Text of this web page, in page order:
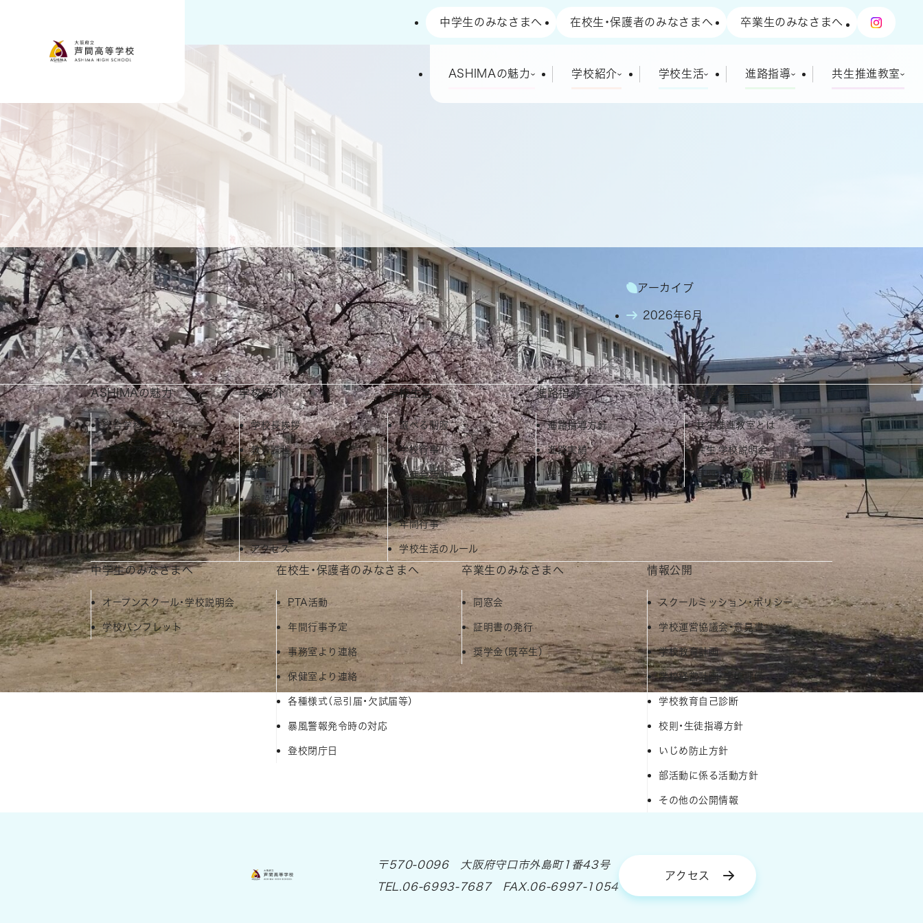
大阪府立 芦間高等学校
ASHIMAの魅力 学校紹介 学校生活 進路指導 共生推進教室
中学生のみなさまへ 在校生・保護者のみなさまへ 卒業生のみなさまへ
ホーム›お知らせ›令和8年度 同窓会総会 の予定を更新しました。
令和8年度 同窓会総会 の予定を更新しました。
2026.06.09
詳しくは、下記のリンクをクリックしてください。
同窓会 | 大阪府立 芦間高等学校
アーカイブ
2026年6月
ASHIMAの魅力
総合学科
キャリア教育
国際交流
学校紹介
学校長挨拶
教育課程
沿革
施設
校歌
アクセス
学校生活
選べる制服
学校行事
生徒会活動
部活動
年間行事
学校生活のルール
進路指導
進路指導方針
進路実績
奨学金（在校生向け）
共生推進教室
共生推進教室とは
共生 学校説明会
芦間・むらの 学校生活
中学生のみなさまへ
オープンスクール・学校説明会
学校パンフレット
在校生・保護者のみなさまへ
PTA活動
年間行事予定
事務室より連絡
保健室より連絡
各種様式（忌引届・欠試届等）
暴風警報発令時の対応
登校閉庁日
卒業生のみなさまへ
同窓会
証明書の発行
奨学金（既卒生）
情報公開
スクールミッション・ポリシー
学校運営協議会・意見書
学校教育計画
学校経営計画・学校評価
学校教育自己診断
校則・生徒指導方針
いじめ防止方針
部活動に係る活動方針
その他の公開情報
〒570-0096 大阪府守口市外島町1番43号
TEL.06-6993-7687 FAX.06-6997-1054
アクセス